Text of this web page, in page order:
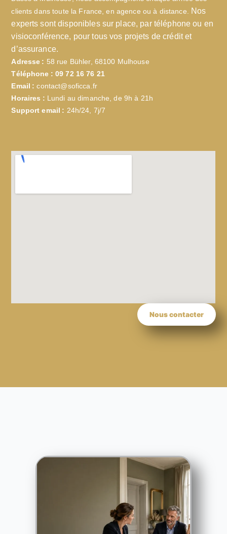
clients dans toute la France, en agence ou à distance.
Nos
experts sont disponibles sur place, par téléphone ou en
visioconférence, pour tous vos projets de crédit et
d’assurance.
Adresse : 58 rue Bühler, 68100 Mulhouse
Téléphone : 09 72 16 76 21
Email : contact@soficca.fr
Horaires : Lundi au dimanche, de 9h à 21h
Support email : 24h/24, 7j/7
Nous contacter